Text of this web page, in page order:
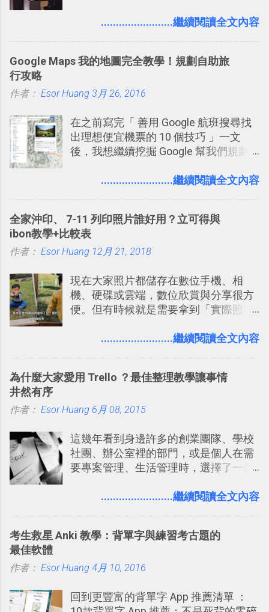
理，到底 Slack 有什麼魅力？它是不是
有機會在一個專案合作中使用了 Slack
點： 1. 「 很有趣 」： Slack 裡擁有跟
聊天打屁、傳送有趣影音圖文的功能。
2. 「 有效率 」：但是 Slack 的頻道、群
組機制讓茶水間的聊天，不會干擾工作
事可以從聊天中記錄重點。 3. 「 有彈性
的軟體則讓同事可以在任何地方和公司
保持聯繫。 如果你需要中文版的同類平
台，可以參考： JANDI 高效率團隊通訊
戶 。 2017/3 新增 ： Sortd for Slack：
改造 Slack 討論串介面變成專案任務排
程看板
........................繼續閱讀全文內容
Google Maps 我的地圖完全教學！規劃自助旅
行攻略
作者： Esor Huang 3月 26, 2016
在之前寫完「 善用 Google 航班搜尋找
出理想便宜機票的 10 個技巧 」一文
後，我想繼續挖掘 Google 幫我們規劃
入的來聊聊 Google 的「我的地圖」服
線，對商務需求來說可以打造出一張一
張資料地圖（例如我之前在製作一本新
書時建立的「 台灣推薦空拍地點地圖
規劃自助旅行路線！ Google 「我的地
圖」在規劃自助旅行路線時可以解決許
多問題： 國外地點名稱地址常常難懂，
稱。 在規劃路線之外，自訂地圖還能補
時帶來好心情，二方面事後就是最好的
享合作，讓彼此都能在手機上查看這次
........................繼續閱讀全文內容
全家沖印、 7-11 列印照片誰好用？立可得與
ibon教學+比較表
作者： Esor Huang 12月 21, 2018
現在大家照片都儲存在數位手機、相
機、硬碟或雲端，數位欣賞與分享很方
便。但有時候就是需要拿到「實際照
要製作家庭相框 用照片來當小禮物 把照
片？而且最好能不花時間、立即拿到、
（或是沒有好的印表機），又不想跑照
提供了印照片的服務 ，而且價格不貴，
可以立即拿到，操作流程也十分簡單。
之前我在電腦玩物分享過：「 不需買印
方便教學 」。這篇文章則從印照片出
........................繼續閱讀全文內容
為什麼大家愛用 Trello ？最佳整理教學讓事情
井然有序
作者： Esor Huang 6月 08, 2015
這幾年看到身邊許多的創業團隊、學校
社團、辦公室裡的部門，或是個人在需
要專案管理、生活管理時，選擇了一個
一個什麼樣的管理工具，讓這麼多人都
念」的管理教學文章： 把 Evernote 當
Google Drive 變身 Trello ！幫雲端硬碟
著 Trello ，卻還沒有在電腦玩物上寫過
........................繼續閱讀全文內容
考生救星 Anki 教學：背單字與練習考古題的
最佳軟體
作者： Esor Huang 4月 10, 2016
回到更豐富的背單字 App 推薦清單 ：